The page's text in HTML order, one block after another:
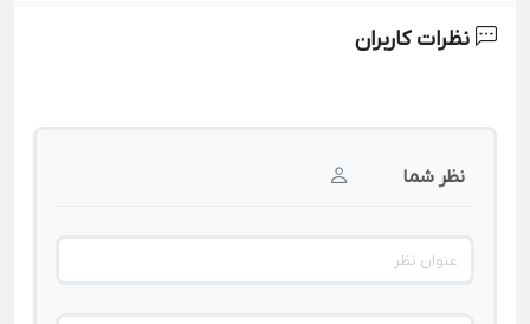
نظرات کاربران
نظر شما